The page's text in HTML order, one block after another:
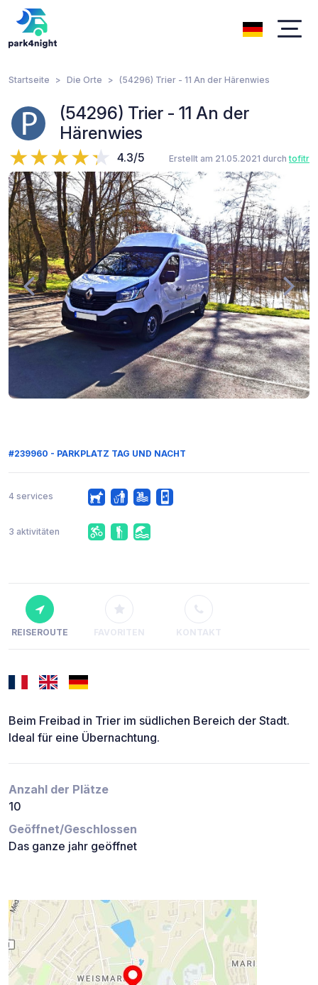
Startseite Die Orte (54296) Trier - 11 An der Härenwies
(54296) Trier - 11 An der
Härenwies
4.3/5 Erstellt am 21.05.2021 durchtofitr
#239960 - PARKPLATZ TAG UND NACHT
4 services
3 aktivitäten
REISEROUTE FAVORITEN KONTAKT
Beim Freibad in Trier im südlichen Bereich der Stadt.
Ideal für eine Übernachtung.
Anzahl der Plätze
10
Geöffnet/Geschlossen
Das ganze jahr geöffnet